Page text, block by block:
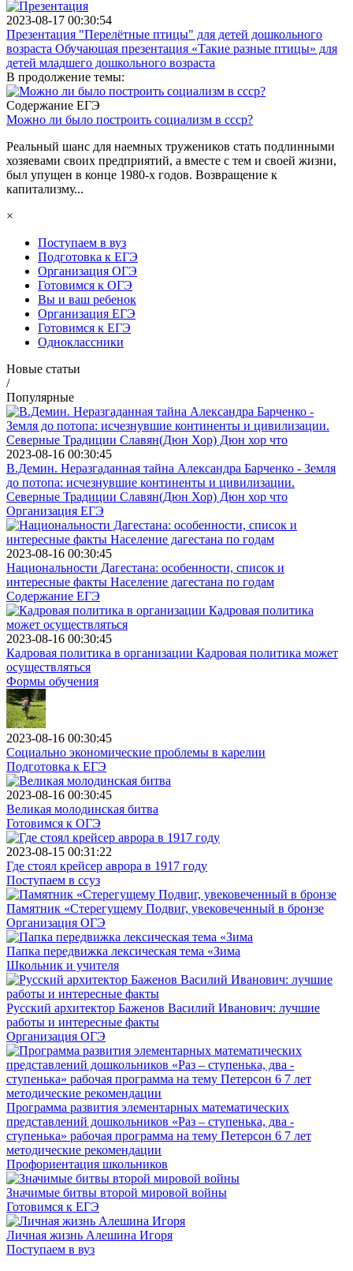
2023-08-17 00:30:54
Презентация "Перелётные птицы" для детей дошкольного
возраста Обучающая презентация «Такие разные птицы» для
детей младшего дошкольного возраста
В продолжение темы:
Содержание ЕГЭ
Можно ли было построить социализм в ссср?
Реальный шанс для наемных тружеников стать подлинными
хозяевами своих предприятий, а вместе с тем и своей жизни,
был упущен в конце 1980-х годов. Возвращение к
капитализму...
×
Поступаем в вуз
Подготовка к ЕГЭ
Организация ОГЭ
Готовимся к ОГЭ
Вы и ваш ребенок
Организация ЕГЭ
Готовимся к ЕГЭ
Одноклассники
Новые статьи
/
Популярные
2023-08-16 00:30:45
В.Демин. Неразгаданная тайна Александра Барченко - Земля
до потопа: исчезнувшие континенты и цивилизации.
Северные Традиции Славян(Дюн Хор) Дюн хор что
Организация ЕГЭ
2023-08-16 00:30:45
Национальности Дагестана: особенности, список и
интересные факты Население дагестана по годам
Содержание ЕГЭ
2023-08-16 00:30:45
Кадровая политика в организации Кадровая политика может
осуществляться
Формы обучения
2023-08-16 00:30:45
Социально экономические проблемы в карелии
Подготовка к ЕГЭ
2023-08-16 00:30:45
Великая молодинская битва
Готовимся к ОГЭ
2023-08-15 00:31:22
Где стоял крейсер аврора в 1917 году
Поступаем в ссуз
Памятник «Стерегущему Подвиг, увековеченный в бронзе
Организация ОГЭ
Папка передвижка лексическая тема «Зима
Школьник и учителя
Русский архитектор Баженов Василий Иванович: лучшие
работы и интересные факты
Организация ОГЭ
Программа развития элементарных математических
представлений дошкольников «Раз – ступенька, два -
ступенька» рабочая программа на тему Петерсон 6 7 лет
методические рекомендации
Профориентация школьников
Значимые битвы второй мировой войны
Готовимся к ЕГЭ
Личная жизнь Алешина Игоря
Поступаем в вуз